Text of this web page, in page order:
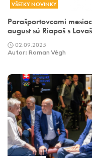
VŠETKY NOVINKY
Parašportovcami
august sú Riapoš s
02.09.2025
Autor: Roman Végh